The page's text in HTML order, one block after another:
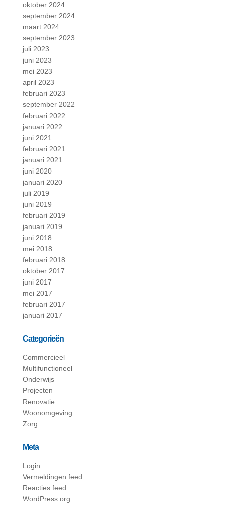
oktober 2024
september 2024
maart 2024
september 2023
juli 2023
juni 2023
mei 2023
april 2023
februari 2023
september 2022
februari 2022
januari 2022
juni 2021
februari 2021
januari 2021
juni 2020
januari 2020
juli 2019
juni 2019
februari 2019
januari 2019
juni 2018
mei 2018
februari 2018
oktober 2017
juni 2017
mei 2017
februari 2017
januari 2017
Categorieën
Commercieel
Multifunctioneel
Onderwijs
Projecten
Renovatie
Woonomgeving
Zorg
Meta
Login
Vermeldingen feed
Reacties feed
WordPress.org